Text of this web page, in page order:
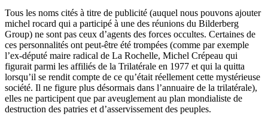
Tous les noms cités à titre de publicité (auquel nous pouvons ajouter
michel rocard qui a participé à une des réunions du Bilderberg
Group) ne sont pas ceux d’agents des forces occultes. Certaines de
ces personnalités ont peut-être été trompées (comme par exemple
l’ex-député maire radical de La Rochelle, Michel Crépeau qui
figurait parmi les affiliés de la Trilatérale en 1977 et qui la quitta
lorsqu’il se rendit compte de ce qu’était réellement cette mystérieuse
société. Il ne figure plus désormais dans l’annuaire de la trilatérale),
elles ne participent que par aveuglement au plan mondialiste de
destruction des patries et d’asservissement des peuples.